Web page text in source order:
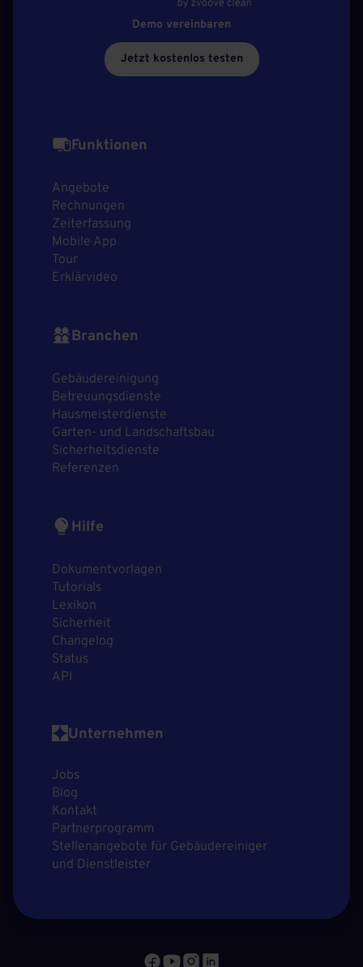
Demo vereinbaren
Jetzt kostenlos testen
Funktionen
Angebote
Rechnungen
Zeiterfassung
Mobile App
Tour
Erklärvideo
Branchen
Gebäudereinigung
Betreuungsdienste
Hausmeisterdienste
Garten- und Landschaftsbau
Sicherheitsdienste
Referenzen
Hilfe
Dokumentvorlagen
Tutorials
Lexikon
Sicherheit
Changelog
Status
API
Unternehmen
Jobs
Blog
Kontakt
Partnerprogramm
Stellenangebote für Gebäudereiniger
und Dienstleister